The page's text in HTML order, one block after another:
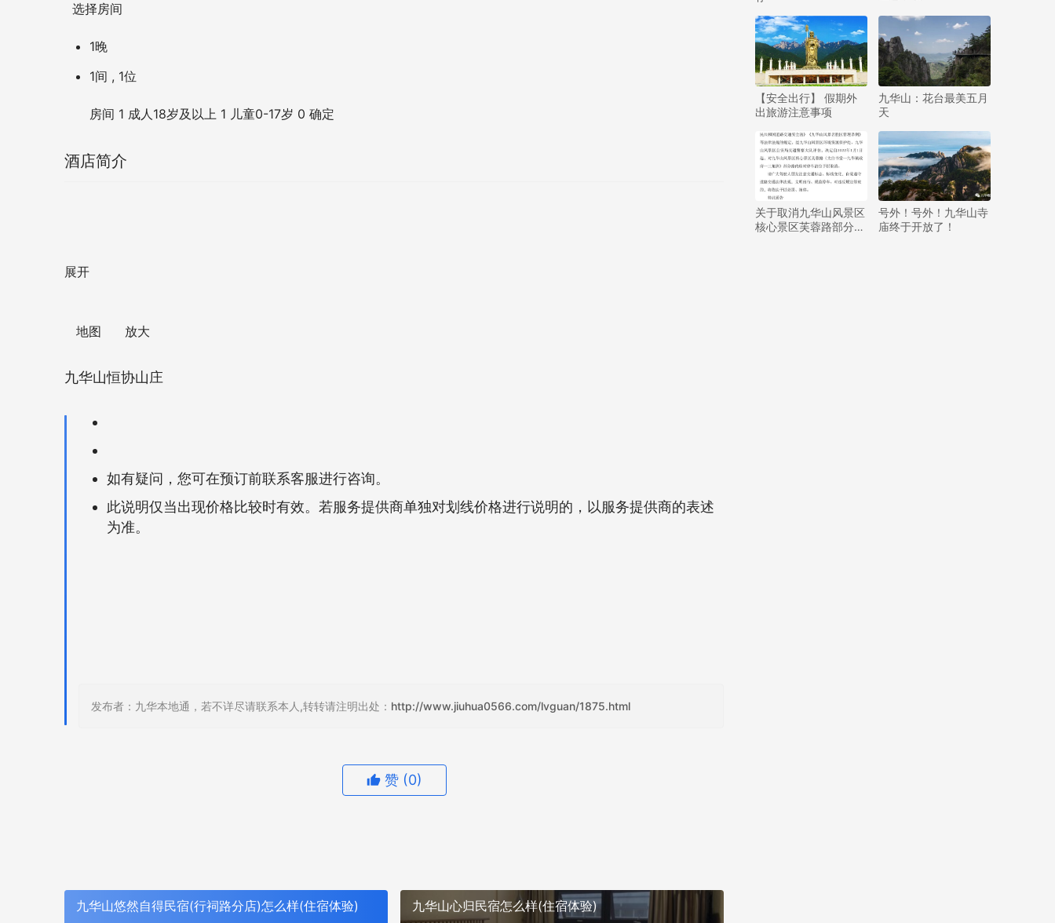
  选择房间
1晚
1间 , 1位
房间 1 成人18岁及以上 1 儿童0-17岁 0 确定
酒店简介
展开
   地图      放大
九华山恒协山庄
如有疑问，您可在预订前联系客服进行咨询。
此说明仅当出现价格比较时有效。若服务提供商单独对划线价格进行说明的，以服务提供商的表述
为准。
发布者：九华本地通，若不详尽请联系本人,转转请注明出处： http://www.jiuhua0566.com/lvguan/1875.html
赞 (0)
九华山悠然自得民宿(行祠路分店)怎么样(住宿体验) 九华山心归民宿怎么样(住宿体验)
【安全出行】 假期外
出旅游注意事项
九华山：花台最美五月
天
关于取消九华山风景区
核心景区芙蓉路部分路
号外！号外！九华山寺
庙终于开放了！